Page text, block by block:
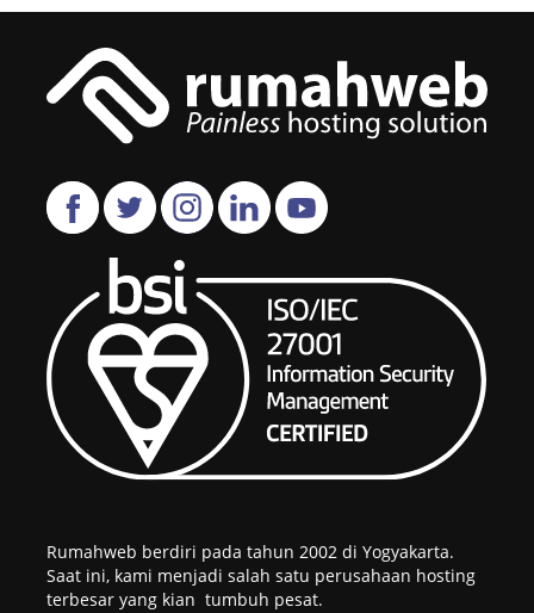
Rumahweb berdiri pada tahun 2002 di Yogyakarta.
Saat ini, kami menjadi salah satu perusahaan hosting
terbesar yang kian tumbuh pesat.